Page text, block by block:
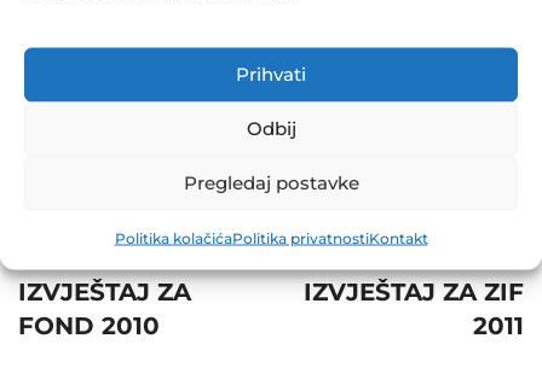
Prihvati
Odbij
Pregledaj postavke
Politika kolačićaPolitika privatnostiKontakt
Share
navigation
IZVJEŠTAJ ZA
FOND 2010
IZVJEŠTAJ ZA ZIF
2011